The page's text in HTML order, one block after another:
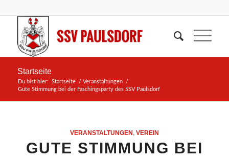
Startseite
Du bist hier: Startseite / Veranstaltungen
/
Gute Stimmung bei der Faschingsparty des SSV Paulsdorf
VERANSTALTUNGEN, VEREIN
GUTE STIMMUNG BEI